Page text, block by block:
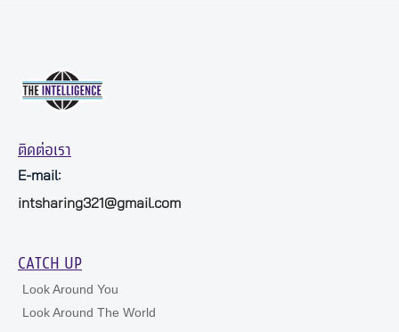
ติดต่อเรา
E-mail:
intsharing321@gmail.com
CATCH UP
Look Around You
Look Around The World